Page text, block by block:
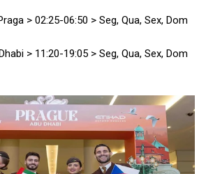
> 02:25-06:50 > Seg, Qua, Sex, Dom
> 11:20-19:05 > Seg, Qua, Sex, Dom